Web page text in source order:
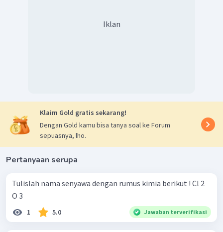
Iklan
Klaim Gold gratis sekarang!
Dengan Gold kamu bisa tanya soal ke Forum
sepuasnya, lho.
Pertanyaan serupa
Tulislah nama senyawa dengan rumus kimia berikut ! Cl 2 ​
O 3 ​
1 5.0 Jawaban terverifikasi